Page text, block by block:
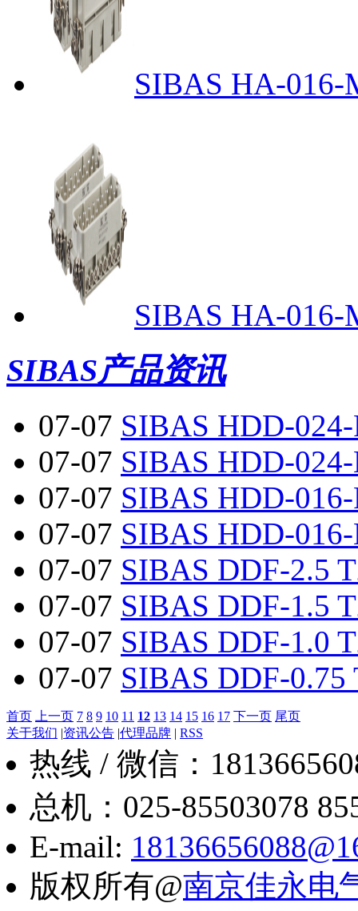
SIBAS HA-016-
SIBAS HA-016-
SIBAS产品资讯
07-07 SIBAS HDD-
07-07 SIBAS HDD-
07-07 SIBAS HDD-
07-07 SIBAS HDD-
07-07 SIBAS DDF-2.5
07-07 SIBAS DDF-1.5
07-07 SIBAS DDF-1.0
07-07 SIBAS DDF-0.75
首页 上一页 7 8 9 10 11 12 13 14 15 16 17 下一页 尾页
关于我们 |资讯公告 |代理品牌 | RSS
热线 / 微信：
总机：025-85503078
E-mail:
版权所有@南京佳永电